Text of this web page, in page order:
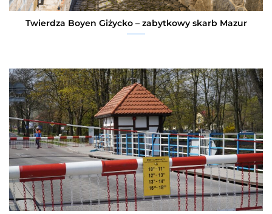
Twierdza Boyen Giżycko – zabytkowy skarb Mazur